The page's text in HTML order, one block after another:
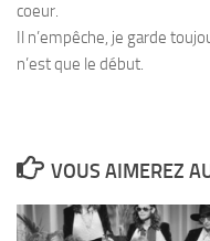
coeur.
Il n’empêche, je garde
n’est que le début.
VOUS AIMEREZ